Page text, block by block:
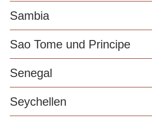
Sambia
Sao Tome und Principe
Senegal
Seychellen